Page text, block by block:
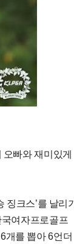
빠와 재미있게
크스’를 날리기
여자프로골프
개를 뽑아 6언더